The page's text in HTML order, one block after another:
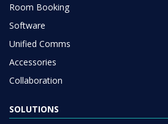
Room Booking
Software
Unified Comms
Accessories
Collaboration
SOLUTIONS